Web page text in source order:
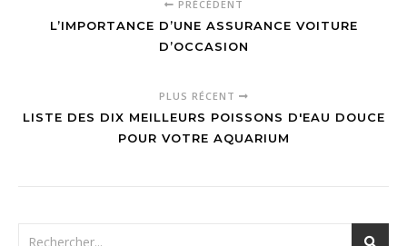
PRÉCÉDENT
L’IMPORTANCE D’UNE ASSURANCE VOITURE
D’OCCASION
PLUS RÉCENT
LISTE DES DIX MEILLEURS POISSONS D'EAU DOUCE
POUR VOTRE AQUARIUM